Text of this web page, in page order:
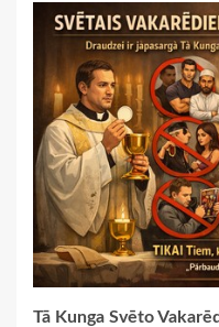
Tā Kunga Svēto